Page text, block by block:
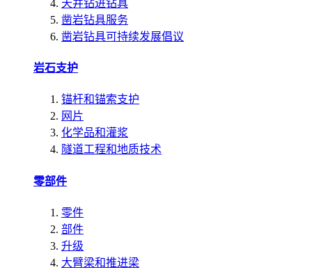
天井钻进钻具
凿岩钻具服务
凿岩钻具可持续发展倡议
岩石支护
锚杆和锚索支护
网片
化学品和灌浆
隧道工程和地质技术
零部件
零件
部件
升级
大臂梁和推进梁